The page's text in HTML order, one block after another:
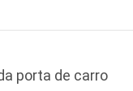
porta de carro